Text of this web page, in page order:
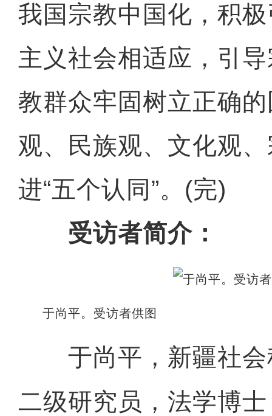
我国宗教中国化，积
主义社会相适应，引
教群众牢固树立正确
观、民族观、文化观
进“五个认同”。(完)
受访者简介：
于尚平。受访者供图
于尚平，新疆社
二级研究员，法学博